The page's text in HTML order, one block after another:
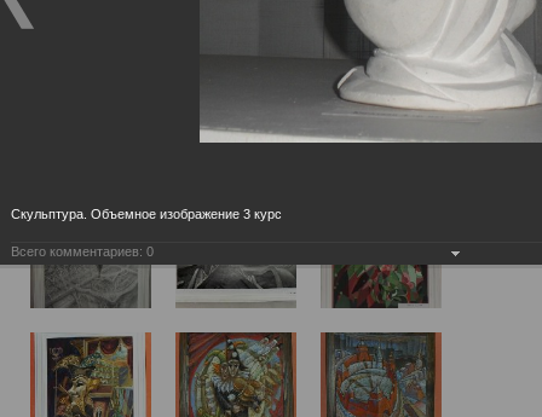
Скульптура. Объемное изображение 3 курс
Всего комментариев: 0